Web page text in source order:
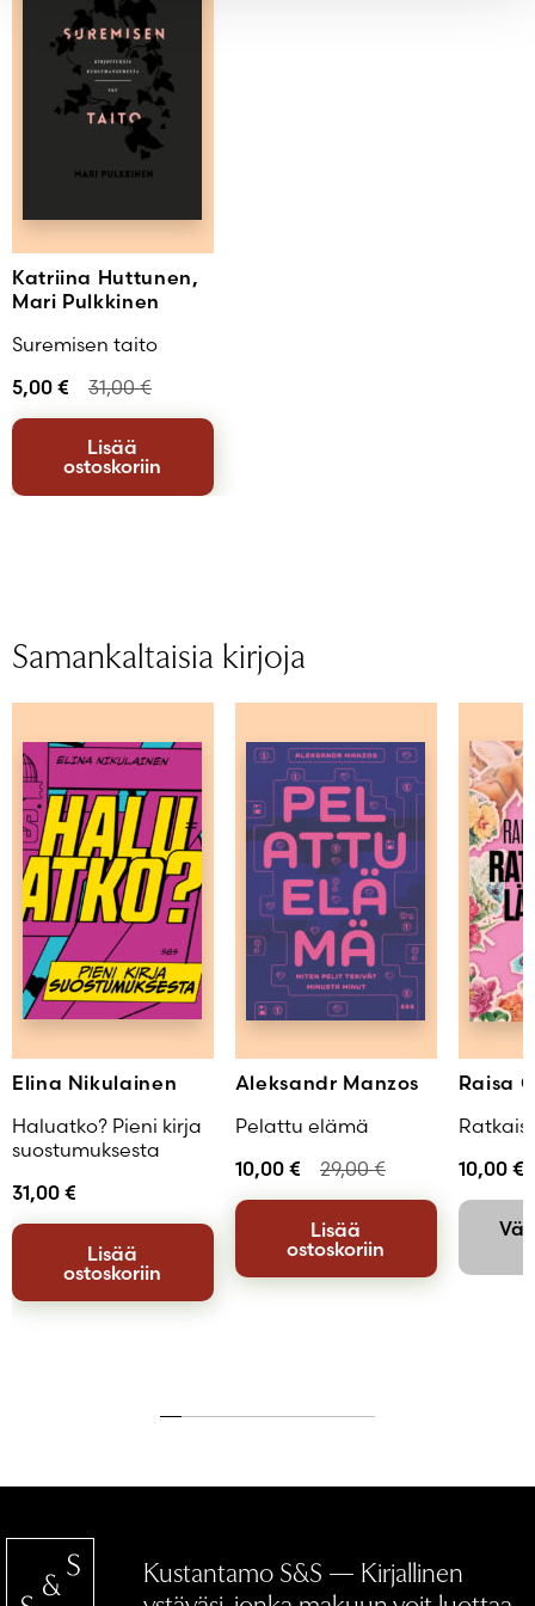
Katriina Huttunen,
Mari Pulkkinen
Suremisen taito
5,00 € 31,00€
Lisää
ostoskoriin
Samankaltaisia kirjoja
Elina Nikulainen
Haluatko? Pieni kirja
suostumuksesta
31,00 €
Lisää
ostoskoriin
Aleksandr Manzos
Pelattu elämä
10,00 € 29,00€
Lisää
ostoskoriin
Raisa
10,00 €
Kustantamo S&S — Kirjallinen